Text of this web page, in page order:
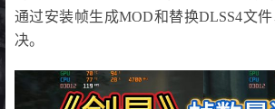
通过安装帧生成MOD和替换DLSS4文
决。